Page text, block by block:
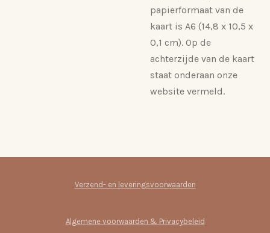
papierformaat van de
kaart is A6 (14,8 x 10,5 x
0,1 cm). Op de
achterzijde van de kaart
staat onderaan onze
website vermeld.
Verzend- en leveringsvoorwaarden
Algemene voorwaarden & Privacybeleid